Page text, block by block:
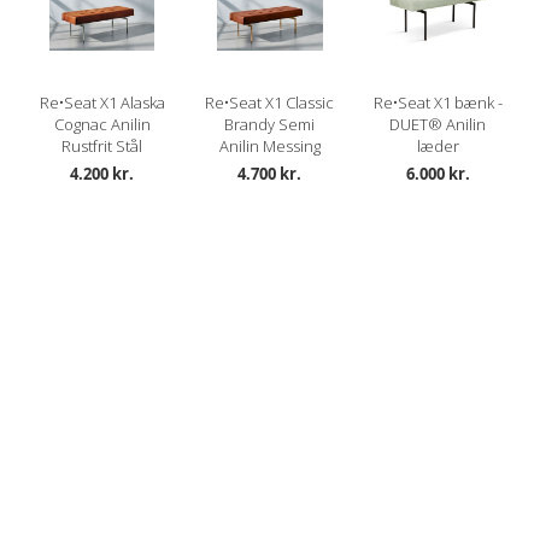
Re•Seat X1 Alaska
Cognac Anilin
Rustfrit Stål
4.200 kr.
Re•Seat X1 Classic
Brandy Semi
Anilin Messing
4.700 kr.
Re•Seat X1 bænk -
DUET® Anilin
læder
6.000 kr.